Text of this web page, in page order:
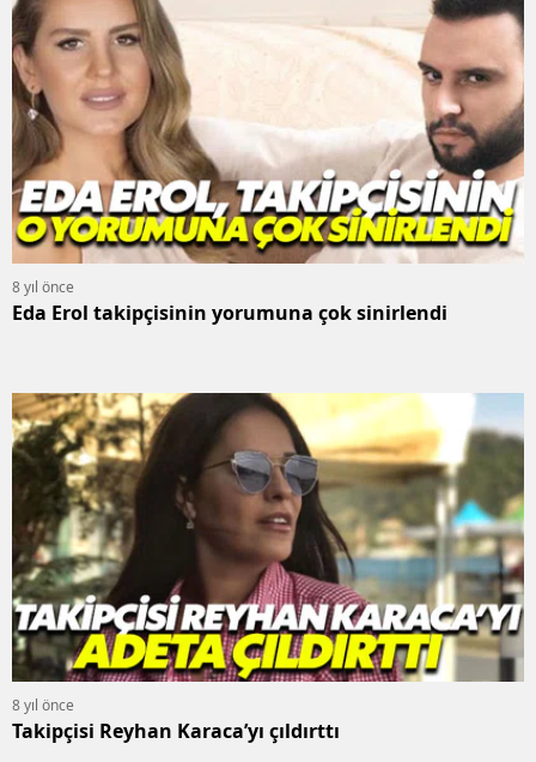
8 yıl önce
Eda Erol takipçisinin yorumuna çok sinirlendi
8 yıl önce
Takipçisi Reyhan Karaca’yı çıldırttı